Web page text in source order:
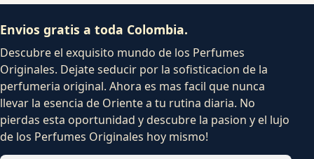
Envios gratis a toda Colombia.
Descubre el exquisito mundo de los Perfumes
Originales. Dejate seducir por la sofisticacion de la
perfumeria original. Ahora es mas facil que nunca
llevar la esencia de Oriente a tu rutina diaria. No
pierdas esta oportunidad y descubre la pasion y el lujo
de los Perfumes Originales hoy mismo!